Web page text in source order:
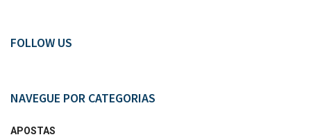
FOLLOW US
NAVEGUE POR CATEGORIAS
APOSTAS